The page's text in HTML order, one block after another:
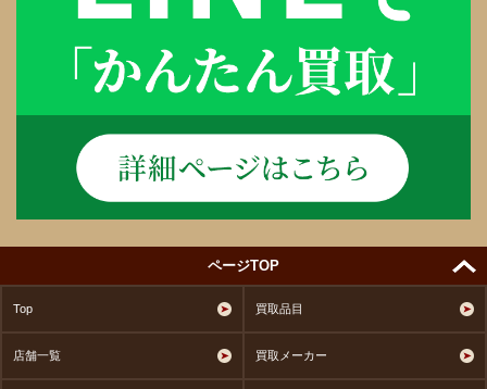
ページTOP
Top 買取品目
店舗一覧 買取メーカー